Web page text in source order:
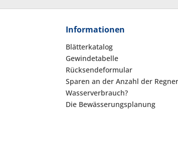
Informationen
Blätterkatalog
Gewindetabelle
Rücksendeformular
Sparen an der Anzahl der
Wasserverbrauch?
Die Bewässerungsplanung